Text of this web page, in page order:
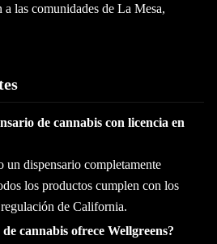
las comunidades de La Mesa,
de cannabis con licencia en
un dispensario completamente
los productos cumplen con los
de California.
cannabis ofrece Wellgreens?